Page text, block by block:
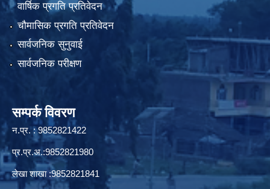
वार्षिक प्रगति प्रतिवेदन
चौमासिक प्रगति प्रतिवेदन
सार्वजनिक सुनुवाई
सार्वजनिक परीक्षण
सम्पर्क विवरण
न.प्र. : 9852821422
प्र.प्र.अ.:9852821980
लेखा शाखा :9852821841